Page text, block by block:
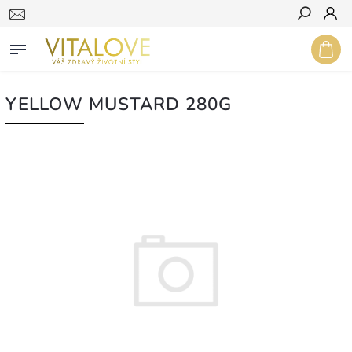
Hledat
YELLOW MUSTARD 280G